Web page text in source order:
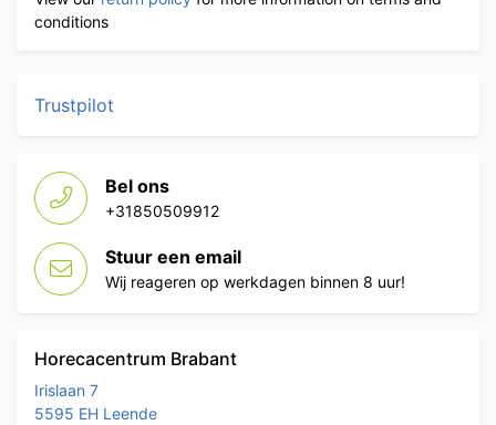
conditions
Trustpilot
Bel ons
+31850509912
Stuur een email
Wij reageren op werkdagen binnen 8 uur!
Horecacentrum Brabant
Irislaan 7
5595 EH Leende